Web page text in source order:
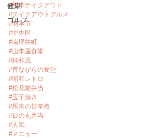
健康
ゴルフ
#熊本テイクアウト
#テイクアウトグルメ
#熊本市
#中央区
#南坪井町
#山本屋食堂
#純和風
#昔ながらの食堂
#昭和レトロ
#松花堂弁当
#玉子焼き
#馬肉の甘辛煮
#日の丸弁当
#人気
#メニュー